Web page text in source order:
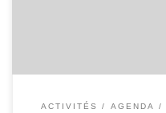
ACTIVITÉS AGENDA